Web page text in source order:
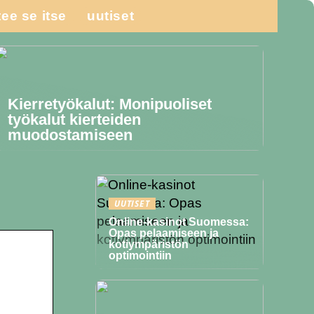
se itse uutiset
Kierretyökalut: Monipuoliset
työkalut kierteiden
muodostamiseen
UUTISET
Online-kasinot Suomessa:
Opas pelaamiseen ja
kotiympäristön
optimointiin